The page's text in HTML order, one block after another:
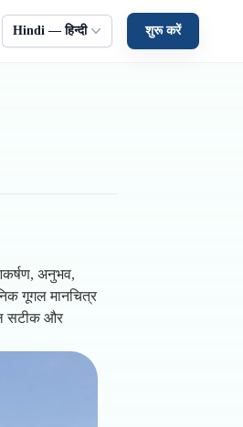
Hindi — हिन्दी शुरू करें
अनुभव,
गूगल मानचित्र
सटीक और